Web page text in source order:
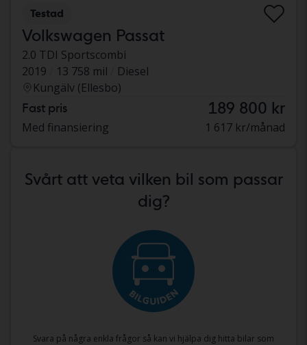
Testad
Volkswagen Passat
2.0 TDI Sportscombi
2019
13 758 mil
Diesel
Kungälv (Ellesbo)
Fast pris 189 800 kr
Med finansiering 1 617 kr/månad
Svårt att veta vilken bil som passar
dig?
Svara på några enkla frågor så kan vi hjälpa dig hitta bilar som